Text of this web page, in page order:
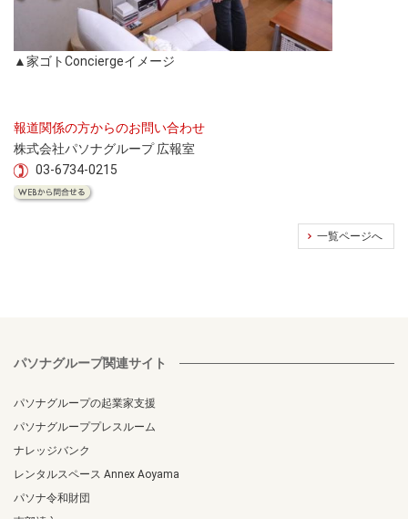
▲家ゴトConciergeイメージ
報道関係の方からのお問い合わせ
株式会社パソナグループ 広報室
03-6734-0215
一覧ページへ
パソナグループ関連サイト
パソナグループの起業家支援
パソナグループプレスルーム
ナレッジバンク
レンタルスペース Annex Aoyama
パソナ令和財団